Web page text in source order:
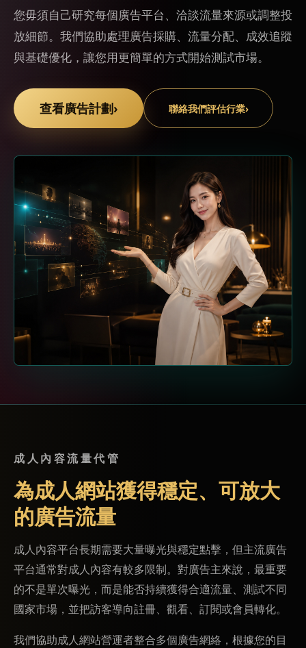
您毋須自己研究每個廣告平台、洽談流量來源或調整投
放細節。我們協助處理廣告採購、流量分配、成效追蹤
與基礎優化，讓您用更簡單的方式開始測試市場。
查看廣告計劃› 聯絡我們評估行業›
成人內容流量代管
為成人網站獲得穩定、可放大
的廣告流量
成人內容平台長期需要大量曝光與穩定點擊，但主流廣告
平台通常對成人內容有較多限制。對廣告主來說，最重要
的不是單次曝光，而是能否持續獲得合適流量、測試不同
國家市場，並把訪客導向註冊、觀看、訂閱或會員轉化。
我們協助成人網站營運者整合多個廣告網絡，根據您的目